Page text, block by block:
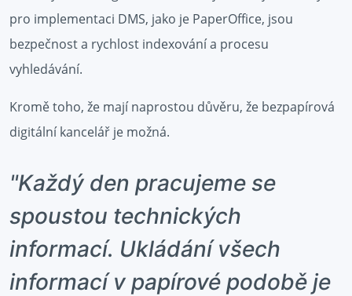
pro implementaci DMS, jako je PaperOffice, jsou
bezpečnost a rychlost indexování a procesu
vyhledávání.
Kromě toho, že mají naprostou důvěru, že bezpapírová
digitální kancelář je možná.
"Každý den pracujeme se
spoustou technických
informací. Ukládání všech
informací v papírové podobě je